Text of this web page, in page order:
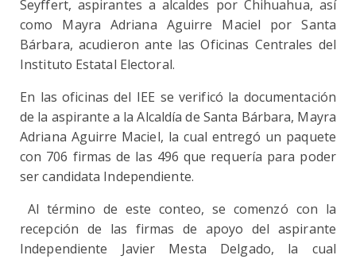
Seyffert, aspirantes a alcaldes por Chihuahua, así
como Mayra Adriana Aguirre Maciel por Santa
Bárbara, acudieron ante las Oficinas Centrales del
Instituto Estatal Electoral.
En las oficinas del IEE se verificó la documentación
de la aspirante a la Alcaldía de Santa Bárbara, Mayra
Adriana Aguirre Maciel, la cual entregó un paquete
con 706 firmas de las 496 que requería para poder
ser candidata Independiente.
Al término de este conteo, se comenzó con la
recepción de las firmas de apoyo del aspirante
Independiente Javier Mesta Delgado, la cual